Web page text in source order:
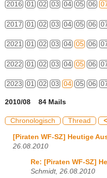
2016 01 02 03 04 05 06
2017 01 02 03 04 05 06
2021 01 02 03 04 05 06
2022 01 02 03 04 05 06
2023 01 02 03 04 05 06
2010/08 84 Mails
Chronologisch Thread
[Piraten WF-SZ] Heutige
26.08.2010
Re: [Piraten WF-SZ]
Schmidt, 26.08.2010